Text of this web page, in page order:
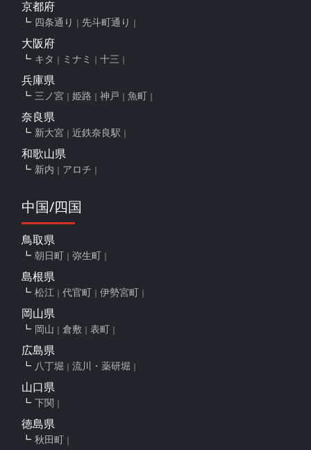
京都府
四条通り 先斗町通り
大阪府
キタ ミナミ 十三
兵庫県
三ノ宮 姫路 神戸 魚町
奈良県
新大宮 近鉄奈良駅
和歌山県
新内 アロチ
中国/四国
鳥取県
朝日町 弥生町
島根県
松江 代官町 伊勢宮町
岡山県
岡山 倉敷 表町
広島県
八丁堀 流川・薬研堀
山口県
下関
徳島県
秋田町